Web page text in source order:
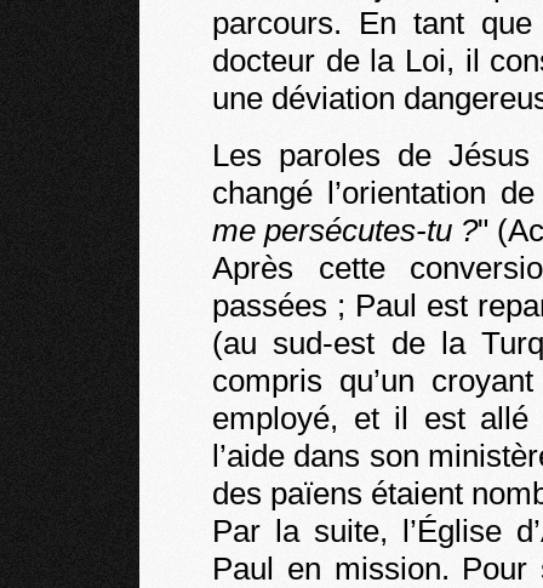
parcours. En tant
docteur de la Loi, il
une déviation
Les paroles de
changé l’orientation
me persécutes-tu ?"
Après cette
passées ; Paul est
(au sud-est de la
compris qu’un
employé, et il est allé
l’aide dans son
des païens étaient
Par la suite, l’Église
Paul en mission.